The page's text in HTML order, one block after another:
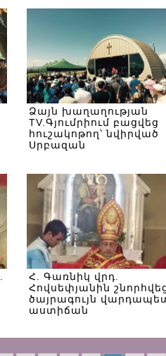
Ձայն խաղաղության
TV.Գյումրիում բացվեց
հուշակոթող՝ նվիրված
Սրբազան
Սուրբ Պատարագի
հիշատակին
Հ. Գառնիկ վրդ.
Հովսեփյանին
ծայրագույն
աստիճան